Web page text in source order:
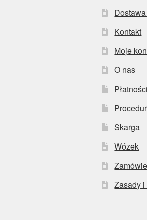
Kontakt
Moje
O nas
Płatności
Skarga
Wózek
Zasady